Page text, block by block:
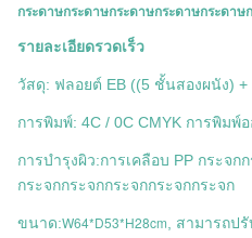
กระดาษกระดาษกระดาษกระดาษกระดา
รายละเอียดรวดเร็ว
วัสดุ: ฟลอยต์ EB ((5 ชั้นสองผนัง) +
การพิมพ์: 4C / 0C CMYK การพิมพ์
การบํารุงผิว:การเคลือบ PP กระจก
กระจกกระจกกระจกกระจกกระจก
ขนาด:W64*D53*H28cm , สามารถ